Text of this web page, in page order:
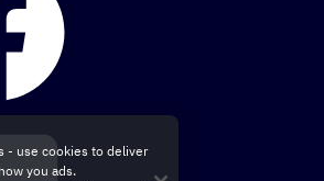
- use cookies to deliver
you ads.